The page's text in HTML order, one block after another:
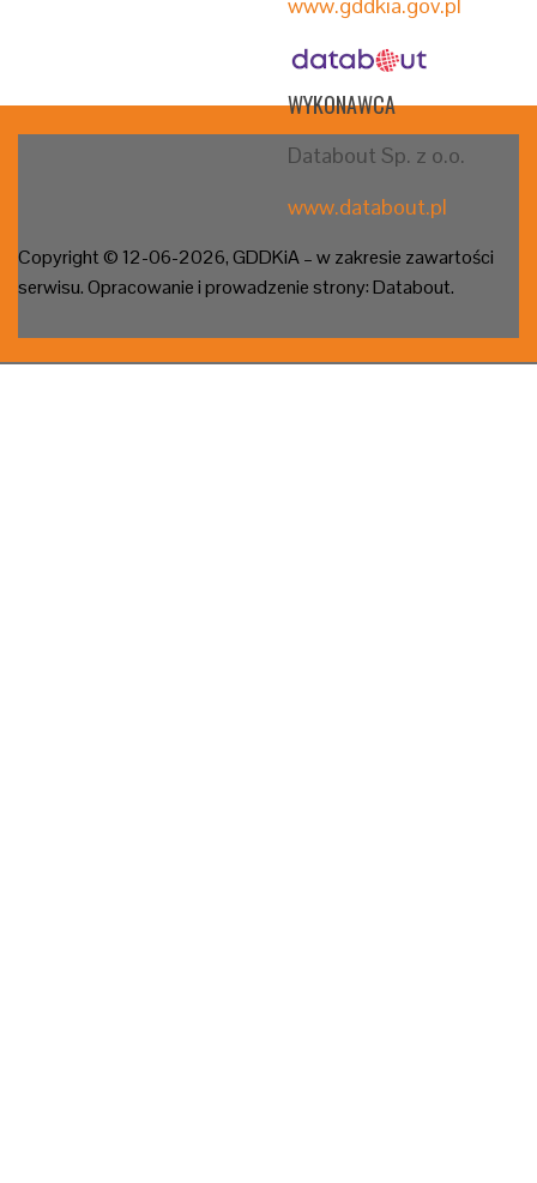
WYKONAWCA
Databout Sp. z o.o.
www.databout.pl
Copyright © 12-06-2026, GDDKiA – w zakresie zawartości
serwisu. Opracowanie i prowadzenie strony: Databout.